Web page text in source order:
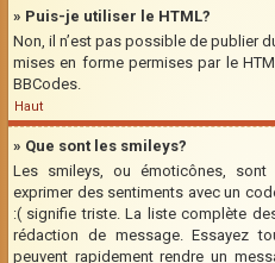
» Puis-je utiliser le HTML?
Non, il n’est pas possible de publier
mises en forme permises par le
BBCodes.
Haut
» Que sont les smileys?
Les smileys, ou émoticônes,
exprimer des sentiments avec un
:( signifie triste. La liste complète
rédaction de message. Essayez
peuvent rapidement rendre un